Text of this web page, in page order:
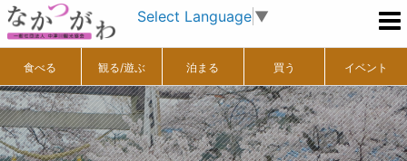
Select Language ▼
食べる 観る/遊ぶ 泊まる 買う イベント